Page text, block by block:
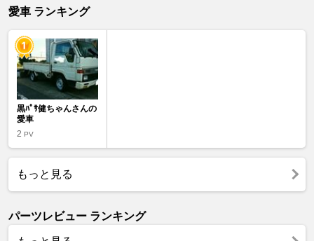
愛車 ランキング
黒ﾊﾟｻ健ちゃんさんの
愛車
2 PV
もっと見る
パーツレビュー ランキング